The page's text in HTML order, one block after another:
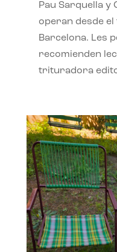
Pau Sarquella y
operan desde
Barcelona. Les
recomienden
trituradora